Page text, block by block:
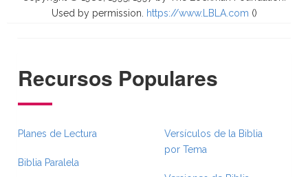
Used by permission.
https://www.LBLA.com ()
Recursos Populares
Planes de Lectura
Biblia Paralela
Versículos de la Biblia
por Tema